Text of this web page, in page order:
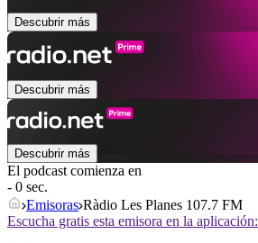
Descubrir más
Descubrir más
Descubrir más
El podcast comienza en
- 0 sec.
Emisoras Ràdio Les Planes 107.7 FM
Escucha gratis esta emisora en la aplicación: